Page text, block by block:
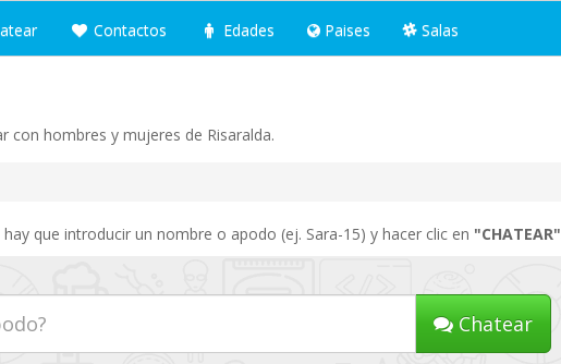
Contactos Edades Paises Salas
con hombres y mujeres de Risaralda.
que introducir un nombre o apodo (ej. Sara-15) y hacer clic en "CHATEAR"
Chatear